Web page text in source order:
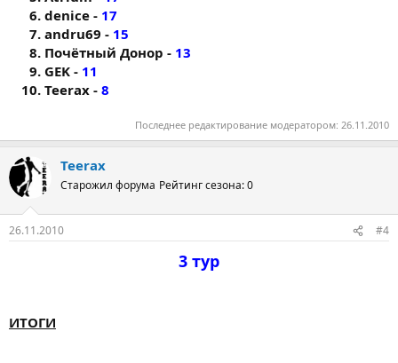
denice - 17
andru69 - 15
Почётный Донор - 13
GEK - 11
Teerax - 8
Последнее редактирование модератором: 26.11.2010
Teerax
Старожил форума Рейтинг сезона: 0
26.11.2010 #4
3 тур​
ИТОГИ